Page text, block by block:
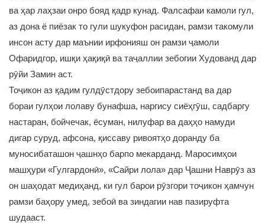
ва ҳар лаҳзаи онро бояд қадр кунад. Фалсафаи камоли гул,
аз дона ё пиёзак то гули шукуфон расидан, рамзи такомули
инсон асту дар маънии ирфонияш он рамзи ҷамоли
Офаридгор, ишқи ҳақиқӣ ва таҷаллии зебогии Худованд дар
рӯйи Замин аст.
Тоҷикон аз қадим гулдӯстдору зебоипарастанд ва дар
бораи гулҳои лолаву бунафша, наргису сиёҳгӯш, садбаргу
настаран, бойчечак, ёсуман, нилуфар ва даҳҳо намуди
дигар суруд, афсона, қиссаву ривоятҳо доранду ба
муносибаташон ҷашнҳо барпо мекарданд. Маросимҳои
машҳури «Гулгардонӣ», «Сайри лола» дар Ҷашни Наврӯз аз
он шаҳодат медиҳанд, ки гул барои рӯзгори тоҷикон ҳамчун
рамзи баҳору умед, зебоӣ ва зиндагии нав пазируфта
шудааст.